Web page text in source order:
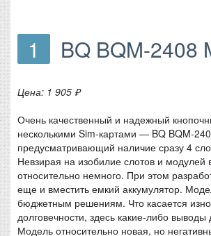
1 BQ BQM-2408
Цена: 1 905 ₽
Очень качественный и надежный
несколькими Sim-картами — BQ BQM-
предусматривающий наличие сразу 4
Невзирая на изобилие слотов и модулей
относительно немного. При этом
еще и вместить емкий аккумулятор.
бюджетным решениям. Что касается
долговечности, здесь какие-либо выводы
Модель относительно новая, но